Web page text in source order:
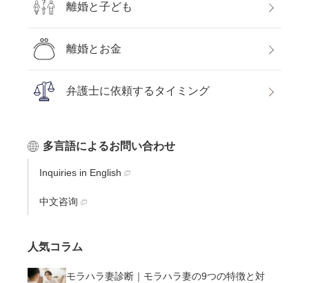
離婚と子ども
離婚とお金
弁護士に依頼するタイミング
多言語によるお問い合わせ
Inquiries in English
中文咨询
人気コラム
モラハラ妻診断｜モラハラ妻の9つの特徴と対